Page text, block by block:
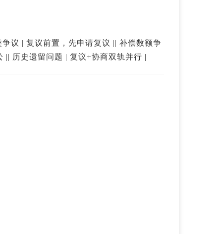
议 | 复议前置，先申请复议 || 补偿数额争
|| 历史遗留问题 | 复议+协商双轨并行 |